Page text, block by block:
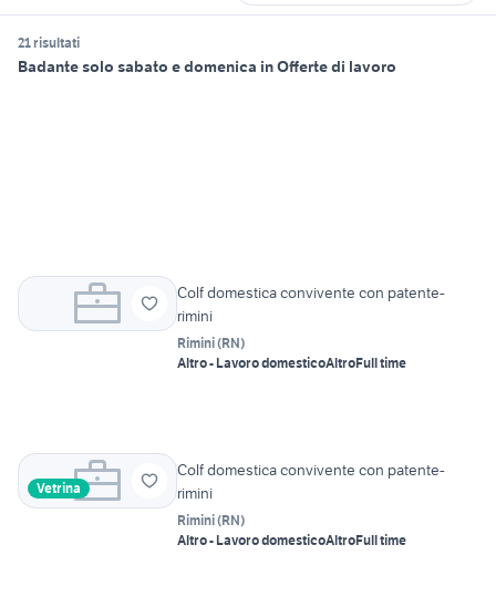
21 risultati
Badante solo sabato e domenica in Offerte di lavoro
Colf domestica convivente con patente-
rimini
Rimini(RN)
Altro - Lavoro domesticoAltroFull time
Vetrina
Colf domestica convivente con patente-
rimini
Rimini(RN)
Altro - Lavoro domesticoAltroFull time